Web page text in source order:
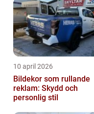
10 april 2026
Bildekor som rullande
reklam: Skydd och
personlig stil